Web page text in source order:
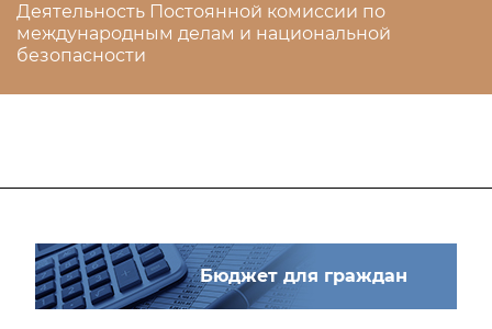
Деятельность Постоянной комиссии по
международным делам и национальной
безопасности
Бюджет для граждан